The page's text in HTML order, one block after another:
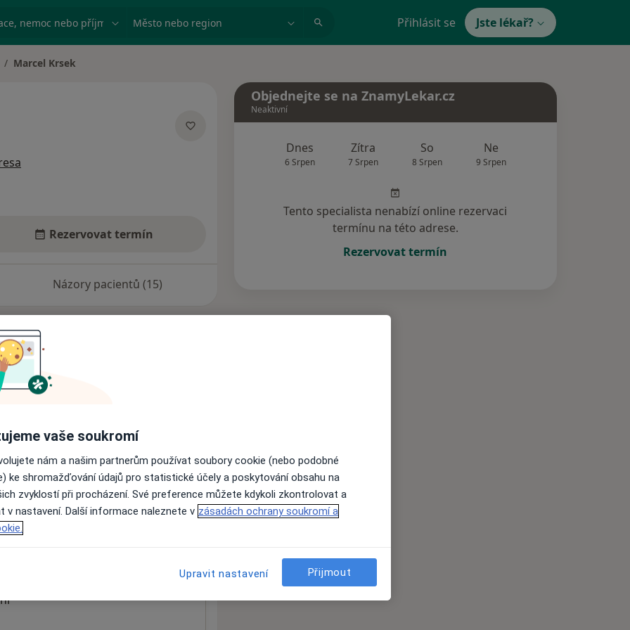
nemoc nebo příjmení Město nebo region Přihlásit se Jste lékař?
města
Marcel Krsek
Rezervovat termín
Názory pacientů (15)
nejsou k dispozici
informace o svých službách.
Objednejte se na ZnamyLekar.cz
Neaktivní
Dnes
6 Srpen
Zítra
7 Srpen
So
8 Srpen
Ne
9 Srpen
Tento specialista nenabízí online rezervaci
termínu na této adrese.
Rezervovat termín
vaše soukromí
nám a našim partnerům používat soubory cookie (nebo podobné
ke shromažďování údajů pro statistické účely a poskytování obsahu na
zvyklostí při procházení. Své preference můžete kdykoli zkontrolovat a
v nastavení. Další informace naleznete v zásadách ochrany soukromí a
Upravit nastavení Přijmout